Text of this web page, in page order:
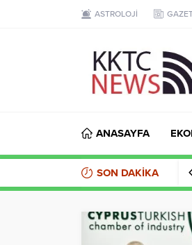
ASTROLOJİ
ANASAYFA
SON DAKİKA